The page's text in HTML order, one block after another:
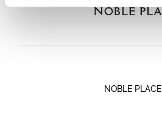
NOBLE PLACE